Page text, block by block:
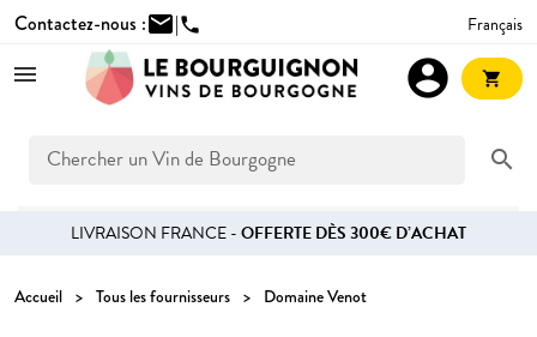
Contactez-nous :mail|phone Français
search
account_circle shopping_cart
LIVRAISON FRANCE -OFFERTE DÈS 300€ D’ACHAT
Accueil Tous les fournisseurs Domaine Venot